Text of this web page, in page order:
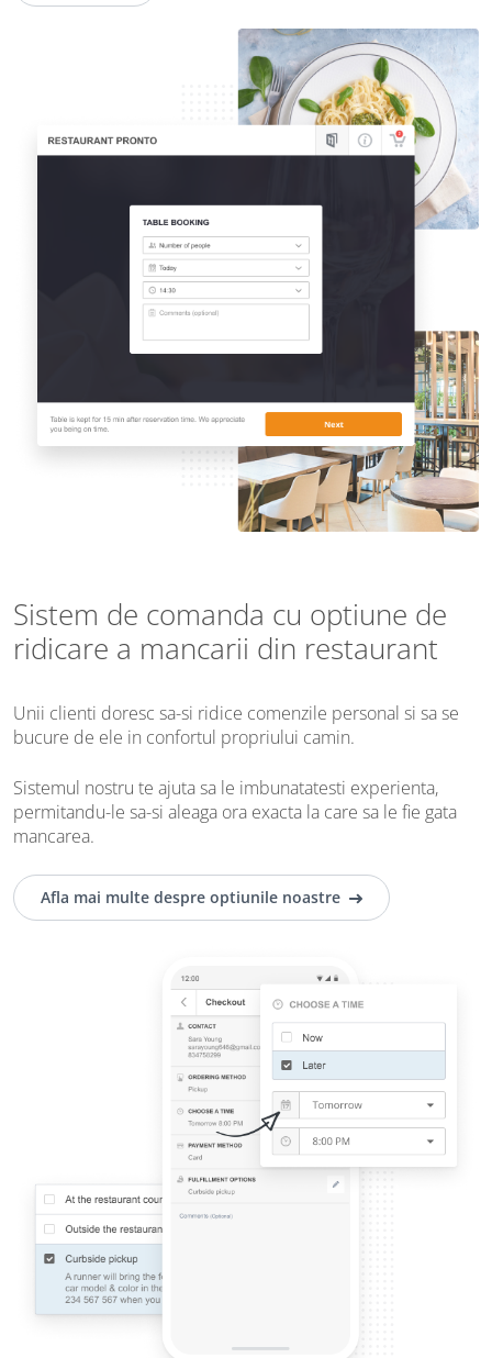
Sistem de comanda cu optiune de
ridicare a mancarii din restaurant
Unii clienti doresc sa-si ridice comenzile personal si sa se
bucure de ele in confortul propriului camin.
Sistemul nostru te ajuta sa le imbunatatesti experienta,
permitandu-le sa-si aleaga ora exacta la care sa le fie gata
mancarea.
Afla mai multe despre optiunile noastre